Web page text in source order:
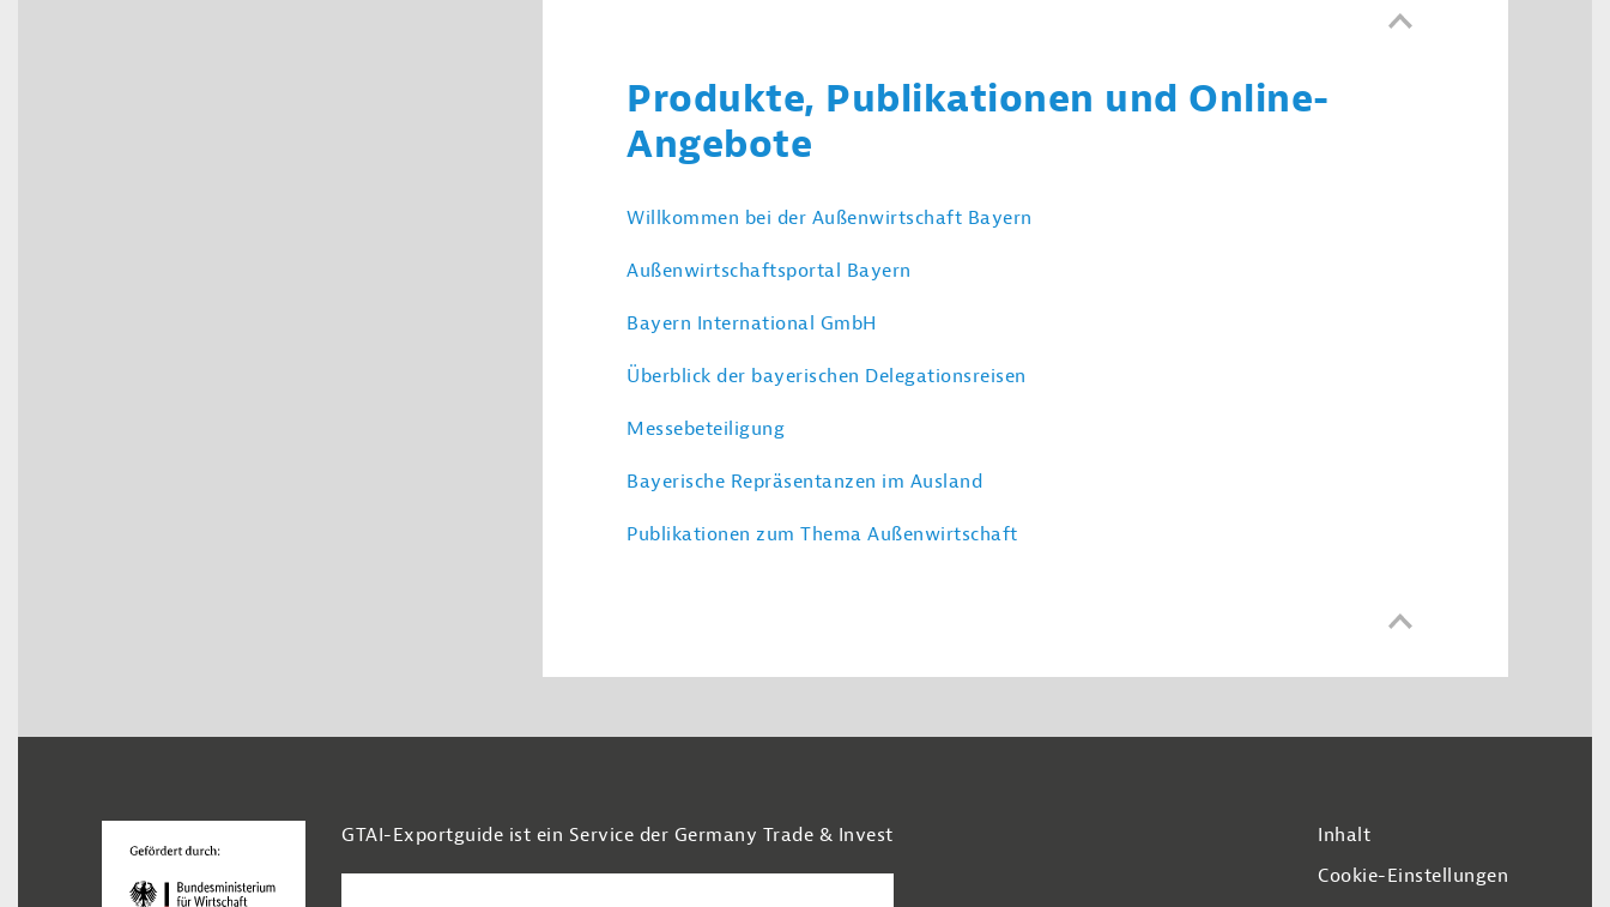
Produkte, Publikationen und Online-
Angebote
Willkommen bei der Außenwirtschaft Bayern
Außenwirtschaftsportal Bayern
Bayern International GmbH
Überblick der bayerischen Delegationsreisen
Messebeteiligung
Bayerische Repräsentanzen im Ausland
Publikationen zum Thema Außenwirtschaft
GTAI-Exportguide ist ein Service der Germany Trade & Invest
Footer Navigation
Inhalt
Cookie-Einstellungen